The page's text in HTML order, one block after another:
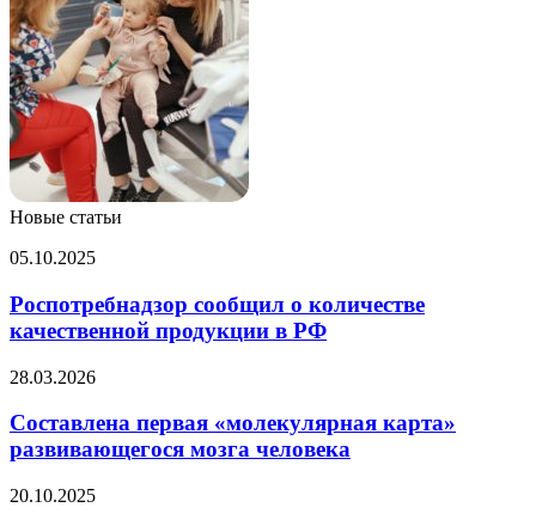
Новые статьи
Роспотребнадзор
о
количестве
качественной
в
05.10.2025
Роспотребнадзор сообщил о количестве
качественной продукции в РФ
Составлена
«молекулярная
развивающегося
человека
28.03.2026
Составлена первая «молекулярная карта»
развивающегося мозга человека
Минздрав
20.10.2025